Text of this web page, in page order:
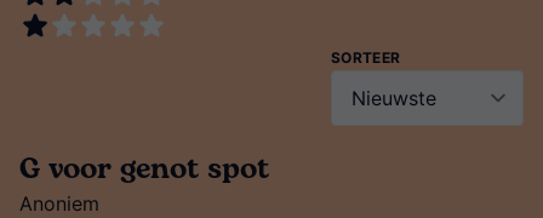
SORTEER
G voor genot spot
Anoniem